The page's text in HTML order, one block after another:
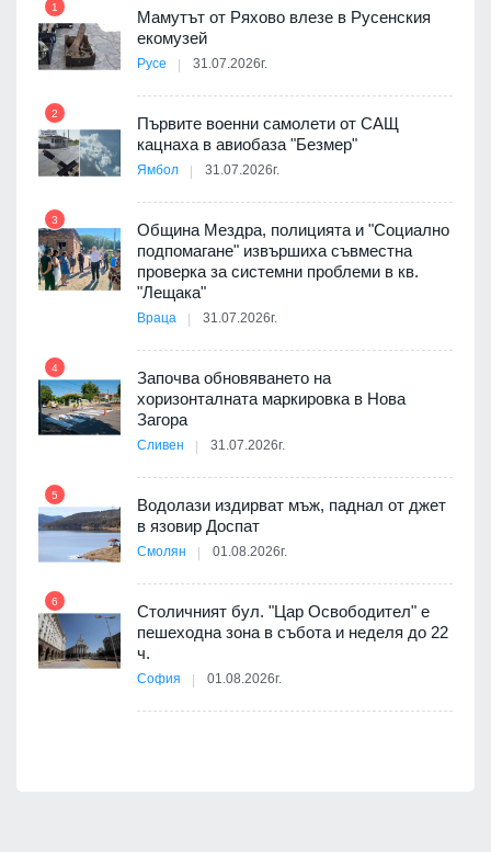
1
Мамутът от Ряхово влезе в Русенския
екомузей
Русе 31.07.2026г.
2
Първите военни самолети от САЩ
кацнаха в авиобаза "Безмер"
Ямбол 31.07.2026г.
3
Община Мездра, полицията и "Социално
подпомагане" извършиха съвместна
проверка за системни проблеми в кв.
"Лещака"
Враца 31.07.2026г.
4
Започва обновяването на
хоризонталната маркировка в Нова
Загора
Сливен 31.07.2026г.
5
Водолази издирват мъж, паднал от джет
в язовир Доспат
Смолян 01.08.2026г.
6
Столичният бул. "Цар Освободител" е
пешеходна зона в събота и неделя до 22
ч.
София 01.08.2026г.